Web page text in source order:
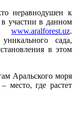
неравнодушен к
в участии в данном
www.aralforest.uz.
сада,
в этом
Аральского моря
место, где растет